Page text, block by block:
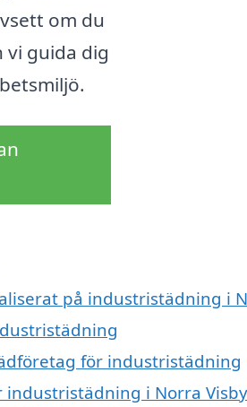
om du
vi guida dig
på industristädning i
för industristädning
i Norra Visby